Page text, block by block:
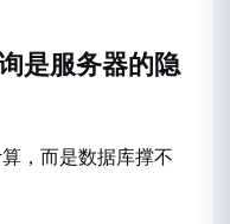
是服务器的隐
，而是数据库撑不